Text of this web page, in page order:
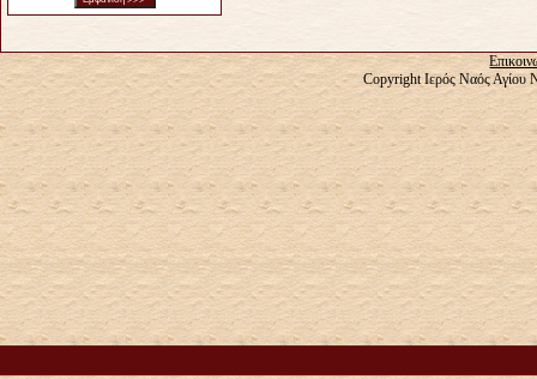
Copyright Ιερός Ναός Αγίου